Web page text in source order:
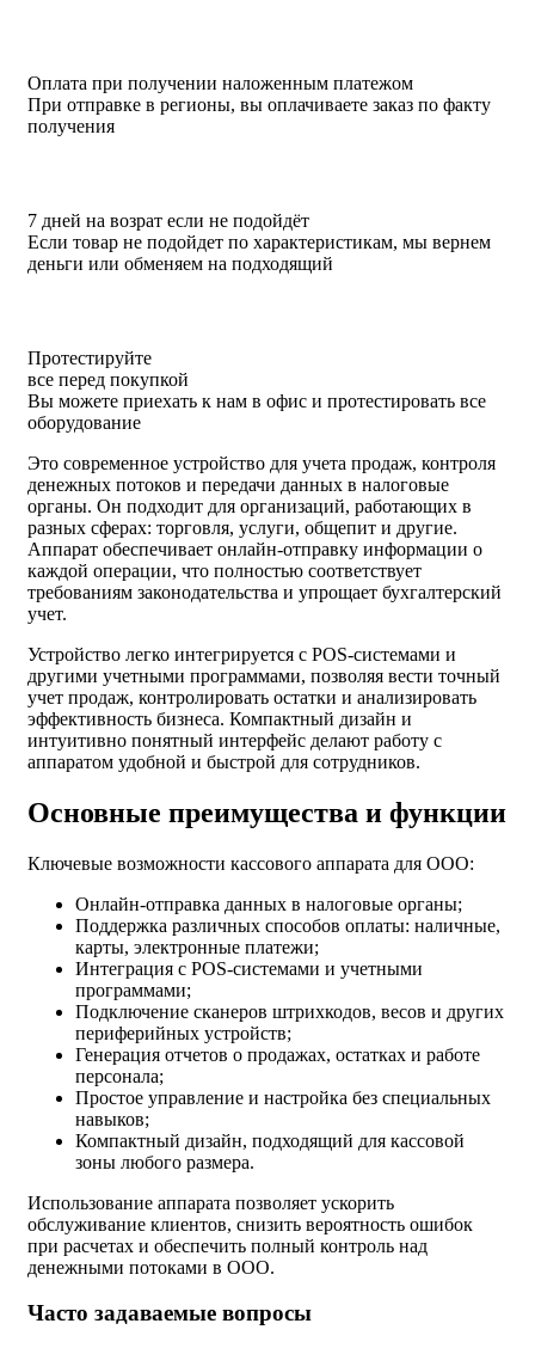
Оплата при получении наложенным платежом
При отправке в регионы, вы оплачиваете заказ по факту
получения
7 дней на возрат если не подойдёт
Если товар не подойдет по характеристикам, мы вернем
деньги или обменяем на подходящий
Протестируйте
все перед покупкой
Вы можете приехать к нам в офис и протестировать все
оборудование
Это современное устройство для учета продаж, контроля
денежных потоков и передачи данных в налоговые
органы. Он подходит для организаций, работающих в
разных сферах: торговля, услуги, общепит и другие.
Аппарат обеспечивает онлайн-отправку информации о
каждой операции, что полностью соответствует
требованиям законодательства и упрощает бухгалтерский
учет.
Устройство легко интегрируется с POS-системами и
другими учетными программами, позволяя вести точный
учет продаж, контролировать остатки и анализировать
эффективность бизнеса. Компактный дизайн и
интуитивно понятный интерфейс делают работу с
аппаратом удобной и быстрой для сотрудников.
Основные преимущества и функции
Ключевые возможности кассового аппарата для ООО:
Онлайн-отправка данных в налоговые органы;
Поддержка различных способов оплаты: наличные,
карты, электронные платежи;
Интеграция с POS-системами и учетными
программами;
Подключение сканеров штрихкодов, весов и других
периферийных устройств;
Генерация отчетов о продажах, остатках и работе
персонала;
Простое управление и настройка без специальных
навыков;
Компактный дизайн, подходящий для кассовой
зоны любого размера.
Использование аппарата позволяет ускорить
обслуживание клиентов, снизить вероятность ошибок
при расчетах и обеспечить полный контроль над
денежными потоками в ООО.
Часто задаваемые вопросы